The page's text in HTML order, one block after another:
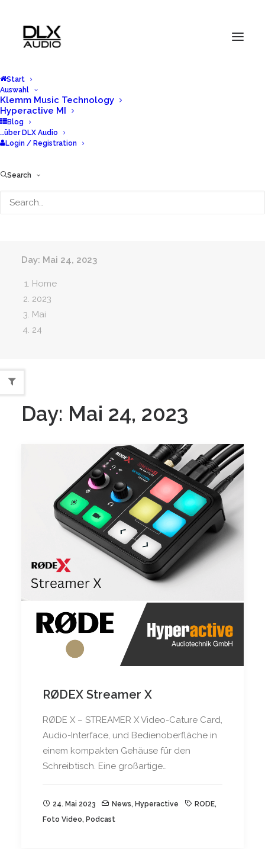
Start
Auswahl
Klemm Music Technology
Hyperactive MI
Blog
…über DLX Audio
Login / Registration
Search
Blog | DLX Audio
Day: Mai 24, 2023
Home
2023
Mai
24
Day: Mai 24, 2023
RØDEX Streamer X
RØDE X – STREAMER X Video-Cature Card,
Audio-Interface, und Bedienoberfläche in
einem kompakten Gehäuse für den
Schreibtisch. Eine großartige…
24. Mai 2023 News, Hyperactive RODE,
Foto Video, Podcast